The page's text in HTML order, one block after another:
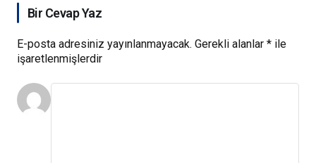
Bir Cevap Yaz
E-posta adresiniz yayınlanmayacak. Gerekli alanlar * ile
işaretlenmişlerdir